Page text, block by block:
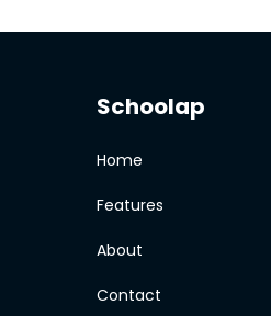
Schoolap
Home
Features
About
Contact